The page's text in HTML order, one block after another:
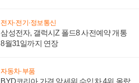
전자·전기·정보통신
삼성전자, 갤럭시Z 폴드8 사전예약 개통
8월31일까지 연장
자동차·부품
BYD코리아 가격 앞세워 수입차 4위 올랐